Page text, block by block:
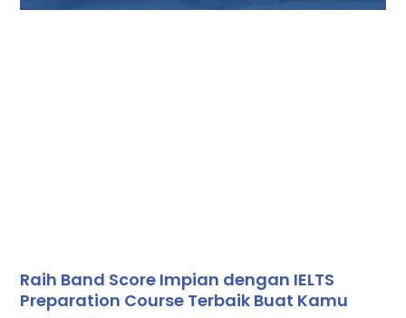
Raih Band Score Impian dengan IELTS
Preparation Course Terbaik Buat Kamu